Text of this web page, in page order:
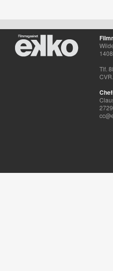
Tlf.